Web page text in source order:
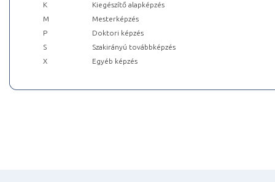
K
Kiegészítő alapképzés
M
Mesterképzés
P
Doktori képzés
S
Szakirányú továbbképzés
X
Egyéb képzés